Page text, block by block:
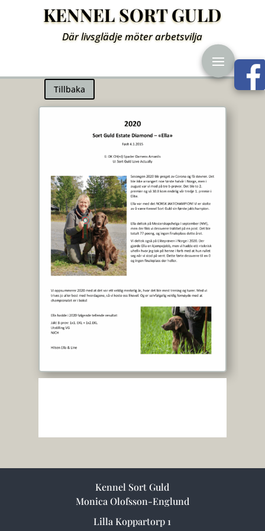
KENNEL SORT GULD
Där livsglädje möter arbetsvilja
Tillbaka
Kennel Sort Guld
Monica Olofsson-Englund
Lilla Koppartorp 1